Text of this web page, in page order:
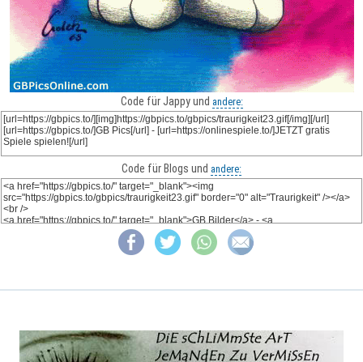
Code für Jappy und andere:
Code für Blogs und andere: